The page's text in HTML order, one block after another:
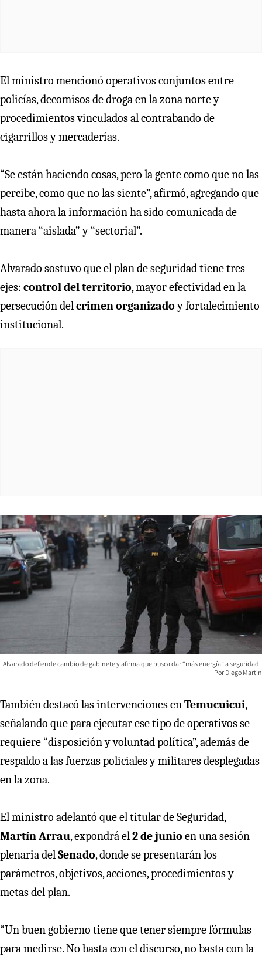
El ministro mencionó operativos conjuntos entre
policías, decomisos de droga en la zona norte y
procedimientos vinculados al contrabando de
cigarrillos y mercaderías.
“Se están haciendo cosas, pero la gente como que no las
percibe, como que no las siente”, afirmó, agregando que
hasta ahora la información ha sido comunicada de
manera “aislada” y “sectorial”.
Alvarado sostuvo que el plan de seguridad tiene tres
ejes: control del territorio, mayor efectividad en la
persecución delcrimen organizadoy fortalecimiento
institucional.
Alvarado defiende cambio de gabinete y afirma que busca dar “más energía” a seguridad
Diego Martin
También destacó las intervenciones enTemucuicui,
señalando que para ejecutar ese tipo de operativos se
requiere “disposición y voluntad política”, además de
respaldo a las fuerzas policiales y militares desplegadas
en la zona.
El ministro adelantó que el titular de Seguridad,
Martín Arrau, expondrá el2 de junio en una sesión
plenaria delSenado, donde se presentarán los
parámetros, objetivos, acciones, procedimientos y
metas del plan.
“Un buen gobierno tiene que tener siempre fórmulas
para medirse. No basta con el discurso, no basta con la